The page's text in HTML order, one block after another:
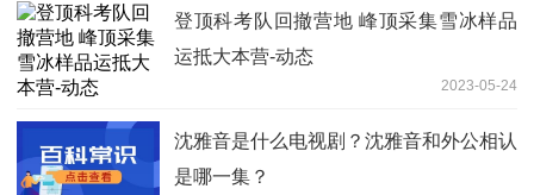
登顶科考队回撤营地 峰顶采集雪冰样品
运抵大本营-动态
2023-05-24
沈雅音是什么电视剧？沈雅音和外公相认
是哪一集？